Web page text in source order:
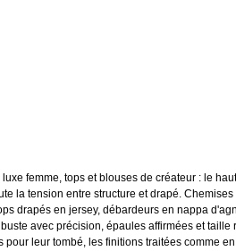
femme, tops et blouses de créateur : le
la tension entre structure et drapé.
drapés en jersey, débardeurs en nappa
avec précision, épaules affirmées et taille
pour leur tombé, les finitions traitées comme